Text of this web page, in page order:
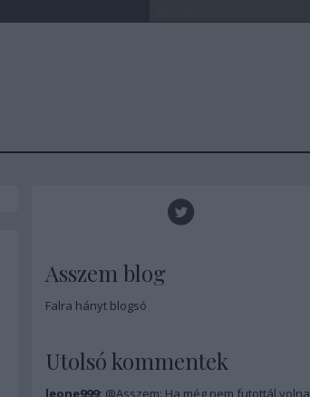
Asszem blog
Falra hányt blogsó
Utolsó kommentek
leone999: @Asszem: Ha még nem futottál volna